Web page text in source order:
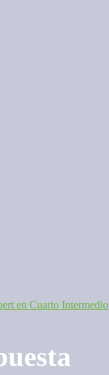
en Cuarto Intermedio